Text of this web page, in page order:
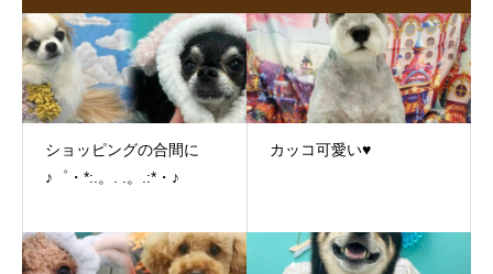
ショッピングの合間に
♪゜・*:.。. .。.:*・♪
カッコ可愛い♥